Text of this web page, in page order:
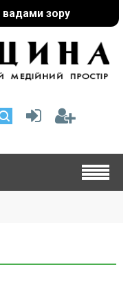
вадами зору